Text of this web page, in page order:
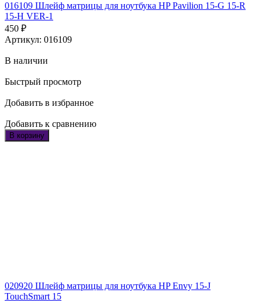
016109 Шлейф матрицы для ноутбука HP Pavilion 15-G 15-R
15-H VER-1
450 ₽
Артикул: 016109
В наличии
Быстрый просмотр
Добавить в избранное
Добавить к сравнению
В корзину
020920 Шлейф матрицы для ноутбука HP Envy 15-J
TouchSmart 15